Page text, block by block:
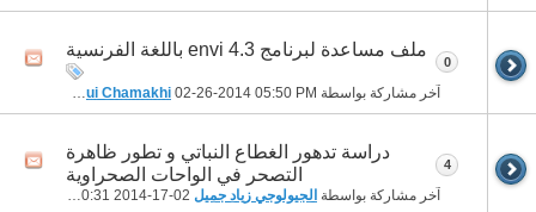
ملف مساعدة لبرنامج envi 4.3 باللغة الفرنسية
آخر مشاركة بواسطة Djemoui Chamakhi 02-26-2014 05:50 PM
0
دراسة تدهور الغطاع النباتي و تطور ظاهرة
التصحر في الواحات الصحراوية
آخر مشاركة بواسطة الجيولوجي زياد جميل 10:31 AM
4